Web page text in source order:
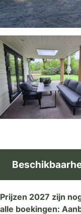
Prijzen 2027 zijn
alle boekingen: